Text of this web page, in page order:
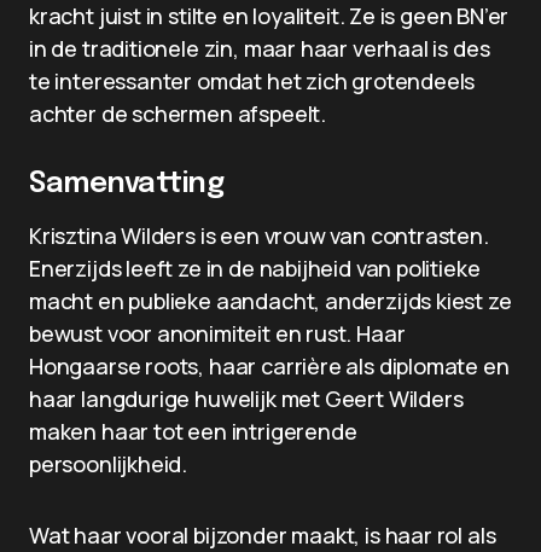
kracht juist in stilte en loyaliteit. Ze is geen BN’er
in de traditionele zin, maar haar verhaal is des
te interessanter omdat het zich grotendeels
achter de schermen afspeelt.
Samenvatting
Krisztina Wilders is een vrouw van contrasten.
Enerzijds leeft ze in de nabijheid van politieke
macht en publieke aandacht, anderzijds kiest ze
bewust voor anonimiteit en rust. Haar
Hongaarse roots, haar carrière als diplomate en
haar langdurige huwelijk met Geert Wilders
maken haar tot een intrigerende
persoonlijkheid.
Wat haar vooral bijzonder maakt, is haar rol als